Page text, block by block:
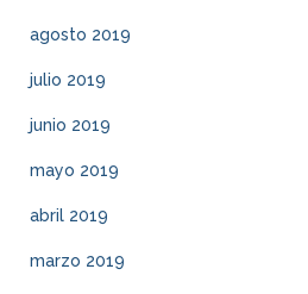
agosto 2019
julio 2019
junio 2019
mayo 2019
abril 2019
marzo 2019